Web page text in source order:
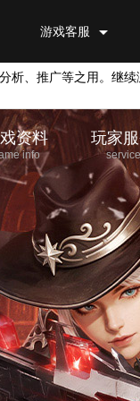
游戏客服
析、推广等之用。继
资料
info
玩家
service